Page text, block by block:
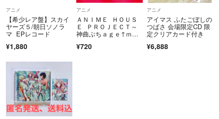
・ほぼ新品(M-)(Like New)
完全な新品。未使用。当店ではほぼ使用しません
・非常に良い(EX)(Excellent)
中古盤として美品な状態。わずかな経年を感じるものの傷みを感じさせな
い、当店基準で最高の状態
・良い(VG+)(Very Good Plus)
丁寧に扱われた中古品で、軽い使用感がみられる。
・可(VG)(Acceptable)
望される場合は、商品の到着後1週間以内にご連絡ください。
■お問い合わせについて
商品詳細ページ、または取引ページよりお問い合わせボタン押下＞問い
合わせフォームよりお問い合わせください。
＝＝＝＝＝＝＝＝＝＝＝＝＝＝
こちらのアカウントはラクマ公式パートナーのダブストアレコード株式
会社によって運営されています。
▼特商法
https://fril.jp/ts/official/law/a370/
アニメ
【希少レア盤】スカイ
ヤーズ５/朝日ソノラ
マ EPレコード
¥1,880
アニメ
ＡＮＩＭＥ ＨＯＵＳ
Ｅ ＰＲＯＪＥＣＴ～
神曲ぶちａｇｅ↑ｍｉ
¥720
アニメ
アイマス ふたごぼしの
つばさ 会場限定CD 限
定クリアカード付き
¥6,888